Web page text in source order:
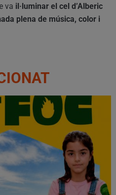
va il·luminar el cel d’Alberic
plena de música, color i